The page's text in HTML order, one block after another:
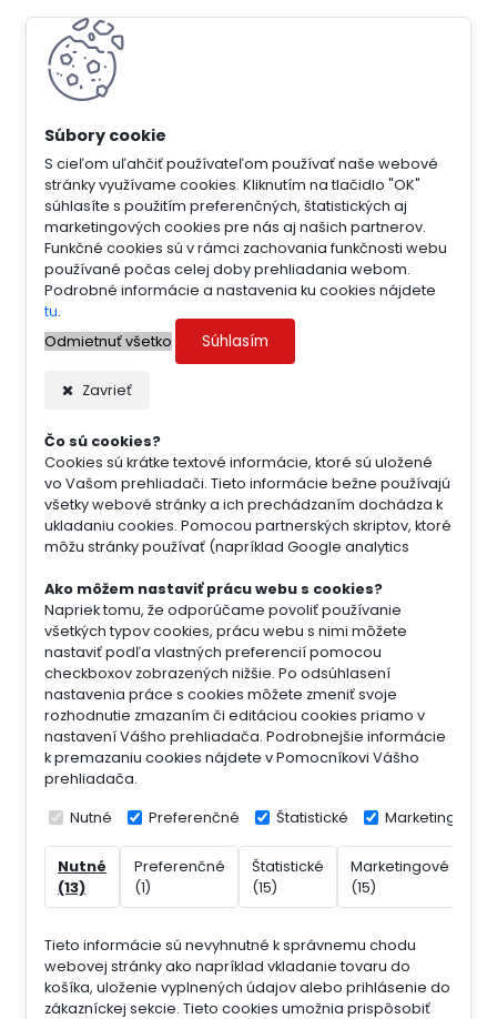
S cieľom uľahčiť používateľom používať naše webové
stránky využívame cookies. Kliknutím na tlačidlo "OK"
súhlasíte s použitím preferenčných, štatistických aj
marketingových cookies pre nás aj našich partnerov.
Funkčné cookies sú v rámci zachovania funkčnosti webu
používané počas celej doby prehliadania webom.
Podrobné informácie a nastavenia ku cookies nájdete
tu.
Odmietnuť všetko
Súhlasím
Zavrieť
Čo sú cookies?
Cookies sú krátke textové informácie, ktoré sú uložené
vo Vašom prehliadači. Tieto informácie bežne používajú
všetky webové stránky a ich prechádzaním dochádza k
ukladaniu cookies. Pomocou partnerských skriptov, ktoré
môžu stránky používať (napríklad Google analytics
Ako môžem nastaviť prácu webu s cookies?
Napriek tomu, že odporúčame povoliť používanie
všetkých typov cookies, prácu webu s nimi môžete
nastaviť podľa vlastných preferencií pomocou
checkboxov zobrazených nižšie. Po odsúhlasení
nastavenia práce s cookies môžete zmeniť svoje
rozhodnutie zmazaním či editáciou cookies priamo v
nastavení Vášho prehliadača. Podrobnejšie informácie
k premazaniu cookies nájdete v Pomocníkovi Vášho
prehliadača.
Nutné Preferenčné Štatistické Marketingové
Nutné
(13)
Preferenčné
(1)
Štatistické
(15)
Marketingové
(15)
Tieto informácie sú nevyhnutné k správnemu chodu
webovej stránky ako napríklad vkladanie tovaru do
košíka, uloženie vyplnených údajov alebo prihlásenie do
zákazníckej sekcie. Tieto cookies umožnia prispôsobiť